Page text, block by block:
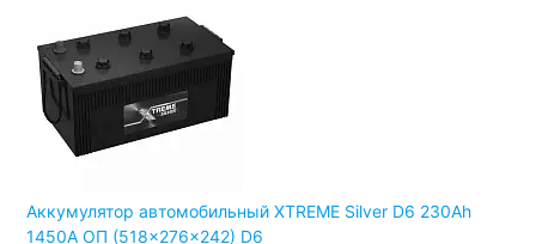
Аккумулятор автомобильный XTREME Silver D6 230Ah
1450A ОП (518x276x242) D6